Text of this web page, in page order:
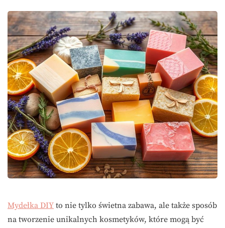
Mydełka DIY to nie tylko świetna zabawa, ale także sposób
na tworzenie unikalnych kosmetyków, które mogą być